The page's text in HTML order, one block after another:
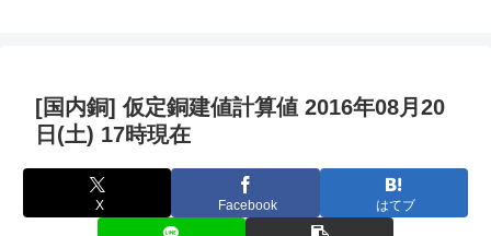
[国内銅] 仮定銅建値計算値 2016年08月20
日(土) 17時現在
X Facebook はてブ